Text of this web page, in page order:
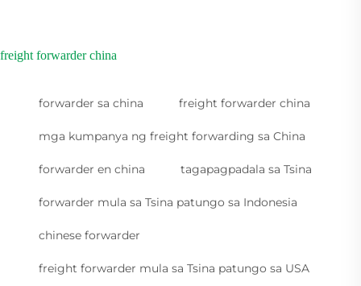
freight forwarder china
forwarder sa china freight forwarder china
mga kumpanya ng freight forwarding sa China
forwarder en china tagapagpadala sa Tsina
forwarder mula sa Tsina patungo sa Indonesia
chinese forwarder
freight forwarder mula sa Tsina patungo sa USA